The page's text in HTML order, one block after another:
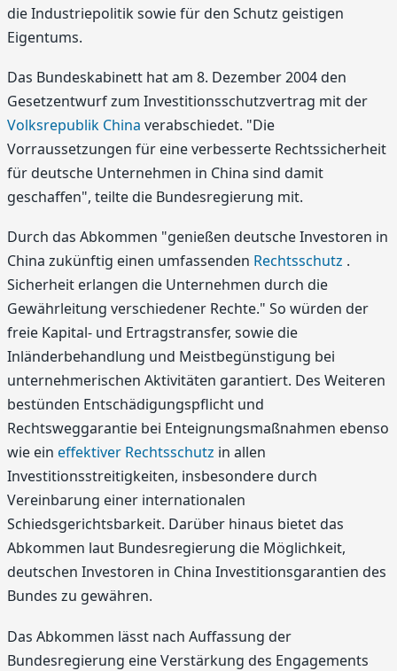
die Industriepolitik sowie für den Schutz geistigen
Eigentums.
Das Bundeskabinett hat am 8. Dezember 2004 den
Gesetzentwurf zum Investitionsschutzvertrag mit der
Volksrepublik China verabschiedet. "Die
Vorraussetzungen für eine verbesserte Rechtssicherheit
für deutsche Unternehmen in China sind damit
geschaffen", teilte die Bundesregierung mit.
Durch das Abkommen "genießen deutsche Investoren in
China zukünftig einen umfassenden Rechtsschutz .
Sicherheit erlangen die Unternehmen durch die
Gewährleitung verschiedener Rechte." So würden der
freie Kapital- und Ertragstransfer, sowie die
Inländerbehandlung und Meistbegünstigung bei
unternehmerischen Aktivitäten garantiert. Des Weiteren
bestünden Entschädigungspflicht und
Rechtsweggarantie bei Enteignungsmaßnahmen ebenso
wie ein effektiver Rechtsschutz in allen
Investitionsstreitigkeiten, insbesondere durch
Vereinbarung einer internationalen
Schiedsgerichtsbarkeit. Darüber hinaus bietet das
Abkommen laut Bundesregierung die Möglichkeit,
deutschen Investoren in China Investitionsgarantien des
Bundes zu gewähren.
Das Abkommen lässt nach Auffassung der
Bundesregierung eine Verstärkung des Engagements